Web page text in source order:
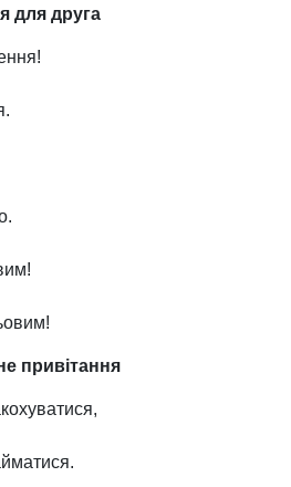
для друга
привітання